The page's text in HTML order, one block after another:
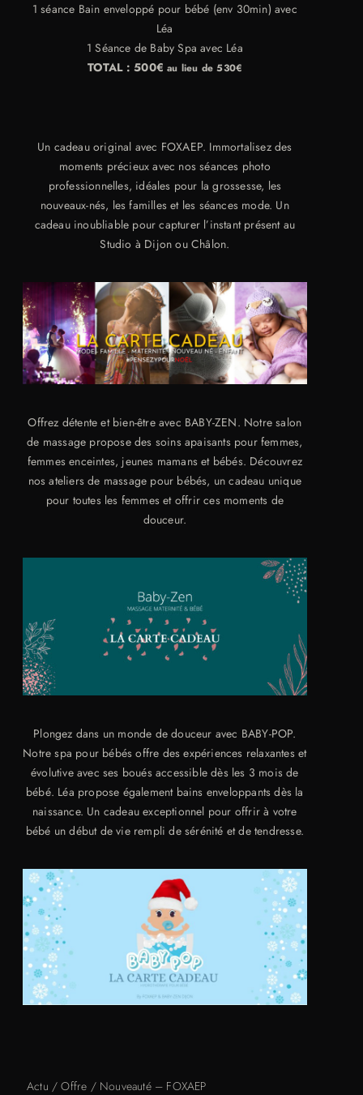
1 séance Bain enveloppé pour bébé (env 30min) avec
Léa
1 Séance de Baby Spa avec Léa
TOTAL : 500€au lieu de 530€
Un cadeau original avec FOXAEP. Immortalisez des
moments précieux avec nos séances photo
professionnelles, idéales pour la grossesse, les
nouveaux-nés, les familles et les séances mode. Un
cadeau inoubliable pour capturer l’instant présent au
Studio à Dijon ou Châlon.
Offrez détente et bien-être avec BABY-ZEN. Notre salon
de massage propose des soins apaisants pour femmes,
femmes enceintes, jeunes mamans et bébés. Découvrez
nos ateliers de massage pour bébés, un cadeau unique
pour toutes les femmes et offrir ces moments de
douceur.
Plongez dans un monde de douceur avec BABY-POP.
Notre spa pour bébés offre des expériences relaxantes et
évolutive avec ses boués accessible dès les 3 mois de
bébé. Léa propose également bains enveloppants dès la
naissance. Un cadeau exceptionnel pour offrir à votre
bébé un début de vie rempli de sérénité et de tendresse.
Actu / Offre / Nouveauté – FOXAEP